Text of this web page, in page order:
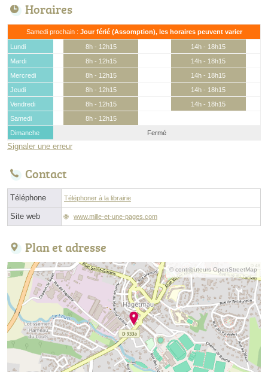
Horaires
Samedi prochain : Jour férié (Assomption), les horaires peuvent varier
Lundi 8h - 12h15
14h - 18h15
Mardi
8h - 12h15
14h - 18h15
Mercredi
8h - 12h15
14h - 18h15
Jeudi
8h - 12h15
14h - 18h15
Vendredi
8h - 12h15
14h - 18h15
Samedi
8h - 12h15
Dimanche
Fermé
Signaler une erreur
Contact
Téléphone Téléphoner à la librairie
Site web www.mille-et-une-pages.com
Plan et adresse
© contributeurs OpenStreetMap